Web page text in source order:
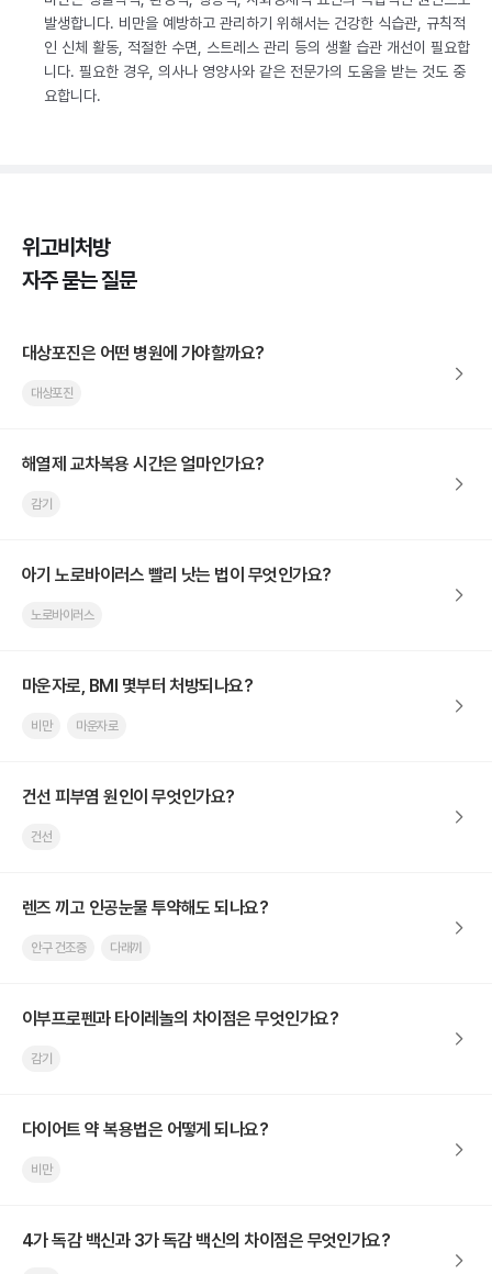
발생합니다. 비만을 예방하고 관리하기 위해서는 건강한 식습관, 규칙적
인 신체 활동, 적절한 수면, 스트레스 관리 등의 생활 습관 개선이 필요합
니다. 필요한 경우, 의사나 영양사와 같은 전문가의 도움을 받는 것도 중
요합니다.
위고비처방
자주 묻는 질문
대상포진은 어떤 병원에 가야할까요?
대상포진
해열제 교차복용 시간은 얼마인가요?
감기
아기 노로바이러스 빨리 낫는 법이 무엇인가요?
노로바이러스
마운자로, BMI 몇부터 처방되나요?
비만 마운자로
건선 피부염 원인이 무엇인가요?
건선
렌즈 끼고 인공눈물 투약해도 되나요?
안구 건조증 다래끼
이부프로펜과 타이레놀의 차이점은 무엇인가요?
감기
다이어트 약 복용법은 어떻게 되나요?
비만
4가 독감 백신과 3가 독감 백신의 차이점은 무엇인가요?